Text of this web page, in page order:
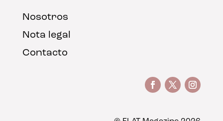
Nosotros
Nota legal
Contacto